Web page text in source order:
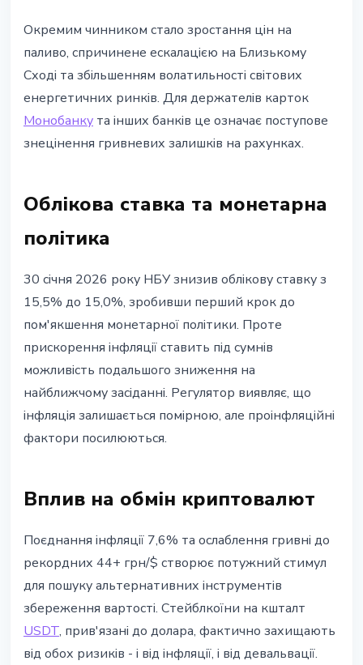
Окремим чинником стало зростання цін на
паливо, спричинене ескалацією на Близькому
Сході та збільшенням волатильності світових
енергетичних ринків. Для держателів карток
Монобанку та інших банків це означає поступове
знецінення гривневих залишків на рахунках.
Облікова ставка та монетарна
політика
30 січня 2026 року НБУ знизив облікову ставку з
15,5% до 15,0%, зробивши перший крок до
пом'якшення монетарної політики. Проте
прискорення інфляції ставить під сумнів
можливість подальшого зниження на
найближчому засіданні. Регулятор виявляє, що
інфляція залишається помірною, але проінфляційні
фактори посилюються.
Вплив на обмін криптовалют
Поєднання інфляції 7,6% та ослаблення гривні до
рекордних 44+ грн/$ створює потужний стимул
для пошуку альтернативних інструментів
збереження вартості. Стейблкоїни на кшталт
USDT, прив'язані до долара, фактично захищають
від обох ризиків - і від інфляції, і від девальвації.